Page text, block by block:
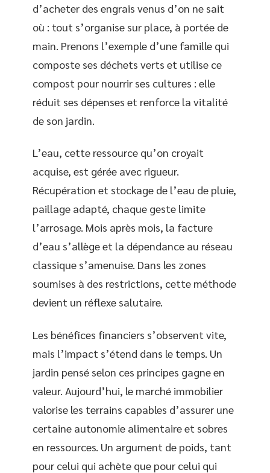
d’acheter des engrais venus d’on ne sait
où : tout s’organise sur place, à portée de
main. Prenons l’exemple d’une famille qui
composte ses déchets verts et utilise ce
compost pour nourrir ses cultures : elle
réduit ses dépenses et renforce la vitalité
de son jardin.
L’eau, cette ressource qu’on croyait
acquise, est gérée avec rigueur.
Récupération et stockage de l’eau de pluie,
paillage adapté, chaque geste limite
l’arrosage. Mois après mois, la facture
d’eau s’allège et la dépendance au réseau
classique s’amenuise. Dans les zones
soumises à des restrictions, cette méthode
devient un réflexe salutaire.
Les bénéfices financiers s’observent vite,
mais l’impact s’étend dans le temps. Un
jardin pensé selon ces principes gagne en
valeur. Aujourd’hui, le marché immobilier
valorise les terrains capables d’assurer une
certaine autonomie alimentaire et sobres
en ressources. Un argument de poids, tant
pour celui qui achète que pour celui qui